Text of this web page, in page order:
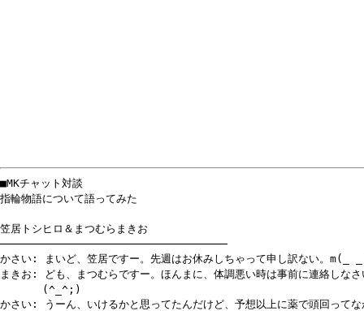
■MKチャット対談
指輪物語について語ってみた
笠居トシヒロ＆まつむらまきお
───────────────────────────────────
かさい: まいど、笠居ですー。先週はお休みしちゃって申し訳ない。m(_
まきお: ども、まつむらですー。ほんまに、体調悪い時は事前に連絡しなさ
(^_^;)
かさい: うーん、いけるかと思ってたんだけど、予想以上に薬で頭回ってな